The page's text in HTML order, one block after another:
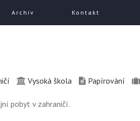
Archiv Kontakt
Vysoká škola Papírování
pobyt v zahraničí.